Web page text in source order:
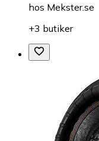
hos Mekster.se
+3 butiker